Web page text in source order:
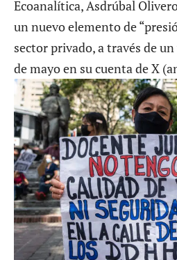
Ecoanalítica, Asdrúbal
un nuevo elemento de
sector privado, a través de
de mayo en su cuenta de X